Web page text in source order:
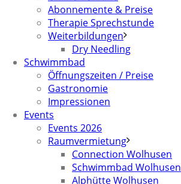
Abonnemente & Preise
Therapie Sprechstunde
Weiterbildungen
Dry Needling
Schwimmbad
Öffnungszeiten / Preise
Gastronomie
Impressionen
Events
Events 2026
Raumvermietung
Connection Wolhusen
Schwimmbad Wolhusen
Alphütte Wolhusen